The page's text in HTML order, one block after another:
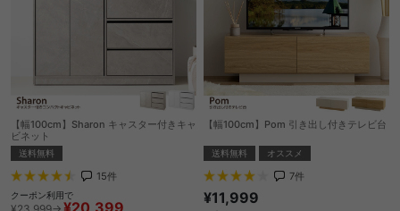
【幅100cm】Sharon キャスター付きキャ
ビネット
送料無料
15件
クーポン利用で
【幅100cm】Pom 引き出し付きテレビ台
送料無料 オススメ
7件
¥11,999